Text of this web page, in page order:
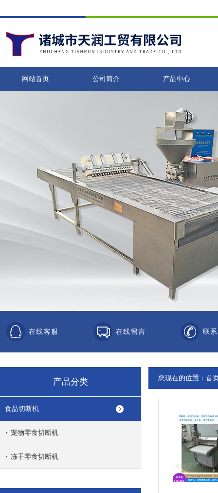
网站首页 公司简介 产品中心
在线客服 在线留言 联
产品分类
食品切断机
宠物零食切断机
冻干零食切断机
您现在的位置： 首